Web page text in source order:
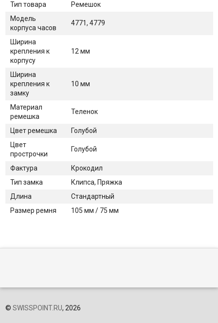
Тип товара
Ремешок
Модель
корпуса часов
4771, 4779
Ширина
крепления к
корпусу
12 мм
Ширина
крепления к
замку
10 мм
Материал
ремешка
Теленок
Цвет ремешка
Голубой
Цвет
прострочки
Голубой
Фактура
Крокодил
Тип замка
Клипса, Пряжка
Длина
Стандартный
Размер ремня
105 мм / 75 мм
© SWISSPOINT.RU, 2026